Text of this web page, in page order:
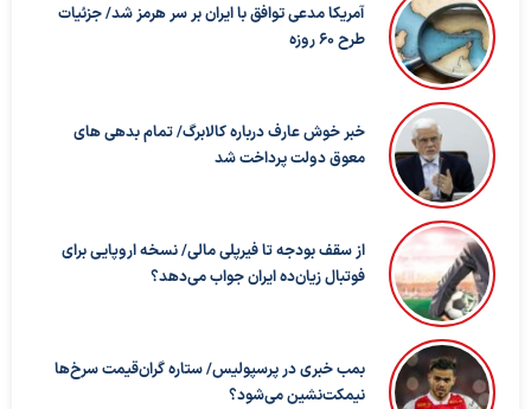
آمریکا مدعی توافق با ایران بر سر هرمز شد/ جزئیات
طرح ۶۰ روزه
خبر خوش عارف درباره کالابرگ/ تمام بدهی های
معوق دولت پرداخت شد
از سقف بودجه تا فیرپلی مالی/ نسخه اروپایی برای
فوتبال زیان‌ده ایران جواب می‌دهد؟
بمب خبری در پرسپولیس/ ستاره گران‌قیمت سرخ‌ها
نیمکت‌نشین می‌شود؟